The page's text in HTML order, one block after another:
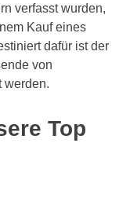
verfasst wurden,
Kauf eines
dafür ist der
von
werden.
Top